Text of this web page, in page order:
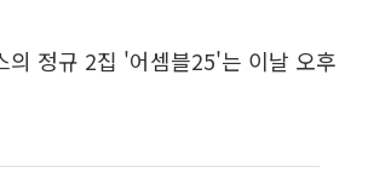
의 정규 2집 '어셈블25'는 이날 오후